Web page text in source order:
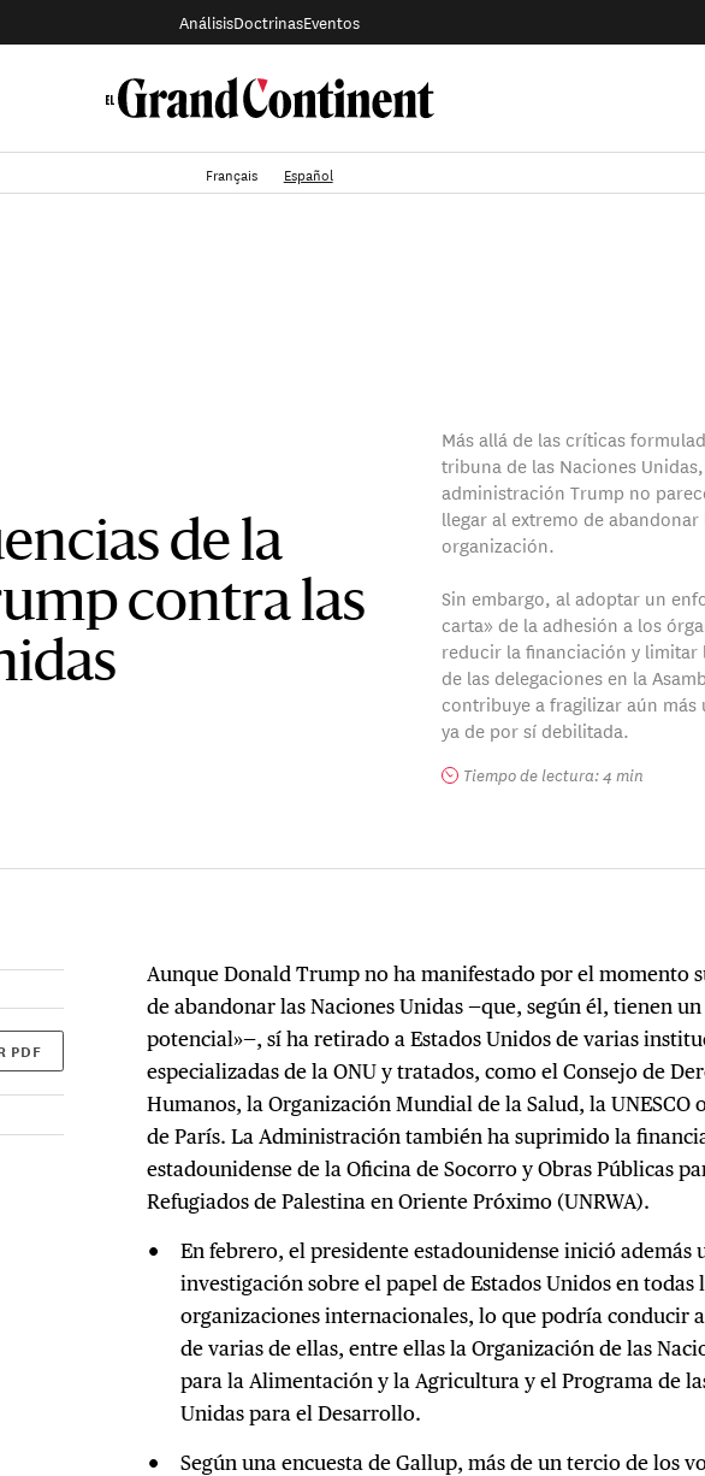
AnálisisDoctrinasEventos
Français Español
de la
contra las
Más allá de las críticas
tribuna de las Naciones
administración Trump no
llegar al extremo de abandonar
organización.
Sin embargo, al adoptar un
carta» de la adhesión a los
reducir la financiación y
de las delegaciones en la
contribuye a fragilizar aún
ya de por sí debilitada.
Tiempo de lectura: 4 min
PDF
Aunque Donald Trump no ha manifestado por el momento
de abandonar las Naciones Unidas —que, según él, tienen
potencial»—, sí ha retirado a Estados Unidos de varias
especializadas de la ONU y tratados, como el Consejo de
Humanos, la Organización Mundial de la Salud, la UNESCO
de París. La Administración también ha suprimido la
estadounidense de la Oficina de Socorro y Obras Públicas
Refugiados de Palestina en Oriente Próximo (UNRWA).
En febrero, el presidente estadounidense inició además
investigación sobre el papel de Estados Unidos en todas
organizaciones internacionales, lo que podría conducir
de varias de ellas, entre ellas la Organización de las
para la Alimentación y la Agricultura y el Programa de
Unidas para el Desarrollo.
Según una encuesta de Gallup, más de un tercio de los